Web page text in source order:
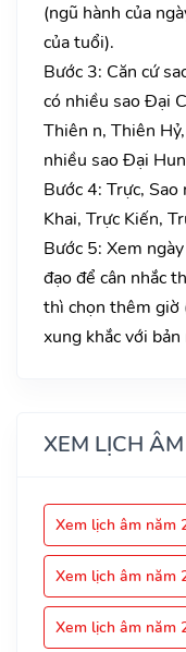
(ngũ hành của
của tuổi).
Bước 3: Căn cứ
có nhiều sao Đại
Thiên n, Thiên
nhiều sao Đại
Bước 4: Trực,
Khai, Trực Kiến,
Bước 5: Xem
đạo để cân nhắc
thì chọn thêm giờ
xung khắc với
XEM LỊCH
Xem lịch âm năm
Xem lịch âm năm
Xem lịch âm năm